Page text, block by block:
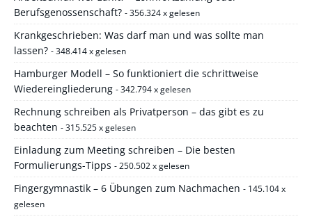
Berufsgenossenschaft? - 356.324 x gelesen
Krankgeschrieben: Was darf man und was sollte man
lassen? - 348.414 x gelesen
Hamburger Modell – So funktioniert die schrittweise
Wiedereingliederung - 342.794 x gelesen
Rechnung schreiben als Privatperson – das gibt es zu
beachten - 315.525 x gelesen
Einladung zum Meeting schreiben – Die besten
Formulierungs-Tipps - 250.502 x gelesen
Fingergymnastik – 6 Übungen zum Nachmachen - 145.104 x
gelesen